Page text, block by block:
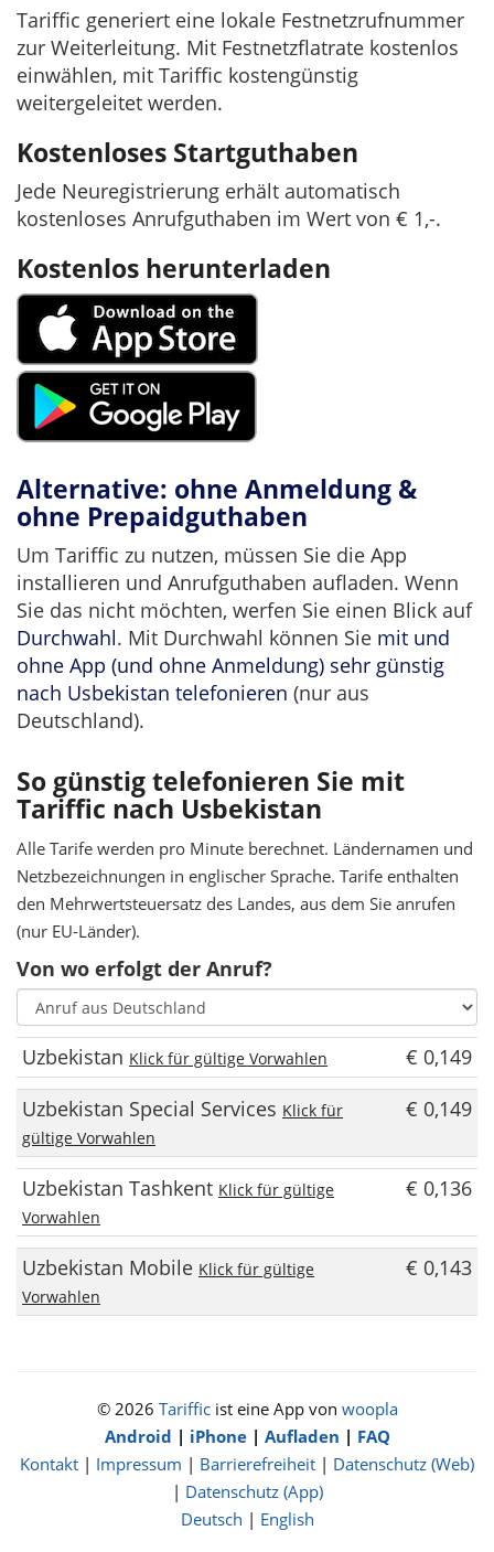
Tariffic generiert eine lokale Festnetzrufnummer
zur Weiterleitung. Mit Festnetzflatrate kostenlos
einwählen, mit Tariffic kostengünstig
weitergeleitet werden.
Kostenloses Startguthaben
Jede Neuregistrierung erhält automatisch
kostenloses Anrufguthaben im Wert von € 1,-.
Kostenlos herunterladen
Alternative: ohne Anmeldung &
ohne Prepaidguthaben
Um Tariffic zu nutzen, müssen Sie die App
installieren und Anrufguthaben aufladen. Wenn
Sie das nicht möchten, werfen Sie einen Blick auf
Durchwahl. Mit Durchwahl können Sie mit und
ohne App (und ohne Anmeldung) sehr günstig
nach Usbekistan telefonieren (nur aus
Deutschland).
So günstig telefonieren Sie mit
Tariffic nach Usbekistan
Alle Tarife werden pro Minute berechnet. Ländernamen und
Netzbezeichnungen in englischer Sprache. Tarife enthalten
den Mehrwertsteuersatz des Landes, aus dem Sie anrufen
(nur EU-Länder).
Von wo erfolgt der Anruf?
Uzbekistan Klick für gültige Vorwahlen
€ 0,149
Uzbekistan Special Services Klick für
gültige Vorwahlen
€ 0,149
Uzbekistan Tashkent Klick für gültige
Vorwahlen
€ 0,136
Uzbekistan Mobile Klick für gültige
Vorwahlen
€ 0,143
© 2026 Tarifficist eine App von woopla
Android | iPhone| Aufladen | FAQ
Kontakt | Impressum | Barrierefreiheit | Datenschutz (Web)
| Datenschutz (App)
Deutsch | English